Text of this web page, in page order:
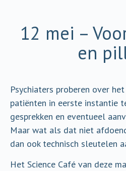
12 mei –
en
Psychiaters proberen over
patiënten in eerste instantie
gesprekken en eventueel
Maar wat als dat niet
dan ook technisch sleutelen
Het Science Café van deze